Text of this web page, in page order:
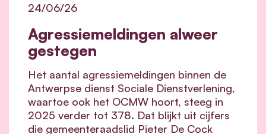
Agressiemeldingen alweer
gestegen
24/06/26
Het aantal agressiemeldingen binnen de
Antwerpse dienst Sociale Dienstverlening,
waartoe ook het OCMW hoort, steeg in
2025 verder tot 378. Dat blijkt uit cijfers
die gemeenteraadslid Pieter De Cock